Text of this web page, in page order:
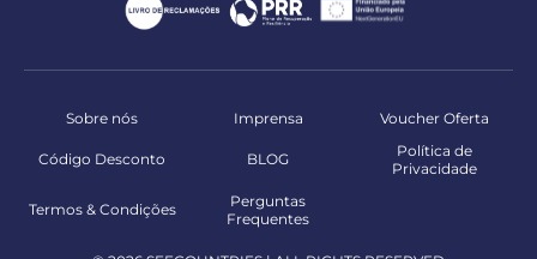
Sobre nós Imprensa Voucher Oferta
Código Desconto BLOG
Política de
Privacidade
Termos & Condições
Perguntas
Frequentes